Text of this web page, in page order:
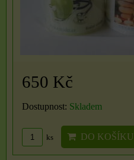
650 Kč
Dostupnost: Skladem
ks DO KOŠÍKU